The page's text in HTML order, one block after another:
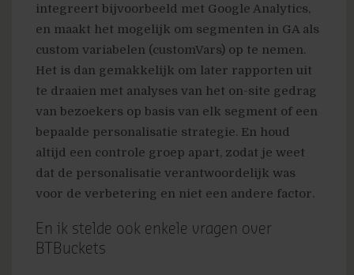
integreert bijvoorbeeld met Google Analytics,
en maakt het mogelijk om segmenten in GA als
custom variabelen (customVars) op te nemen.
Het is dan gemakkelijk om later rapporten uit
te draaien met analyses van het on-site gedrag
van bezoekers op basis van elk segment of een
bepaalde personalisatie strategie. En houd
altijd een controle groep apart, zodat je weet
dat de personalisatie verantwoordelijk was
voor de verbetering en niet een andere factor.
En ik stelde ook enkele vragen over
BTBuckets